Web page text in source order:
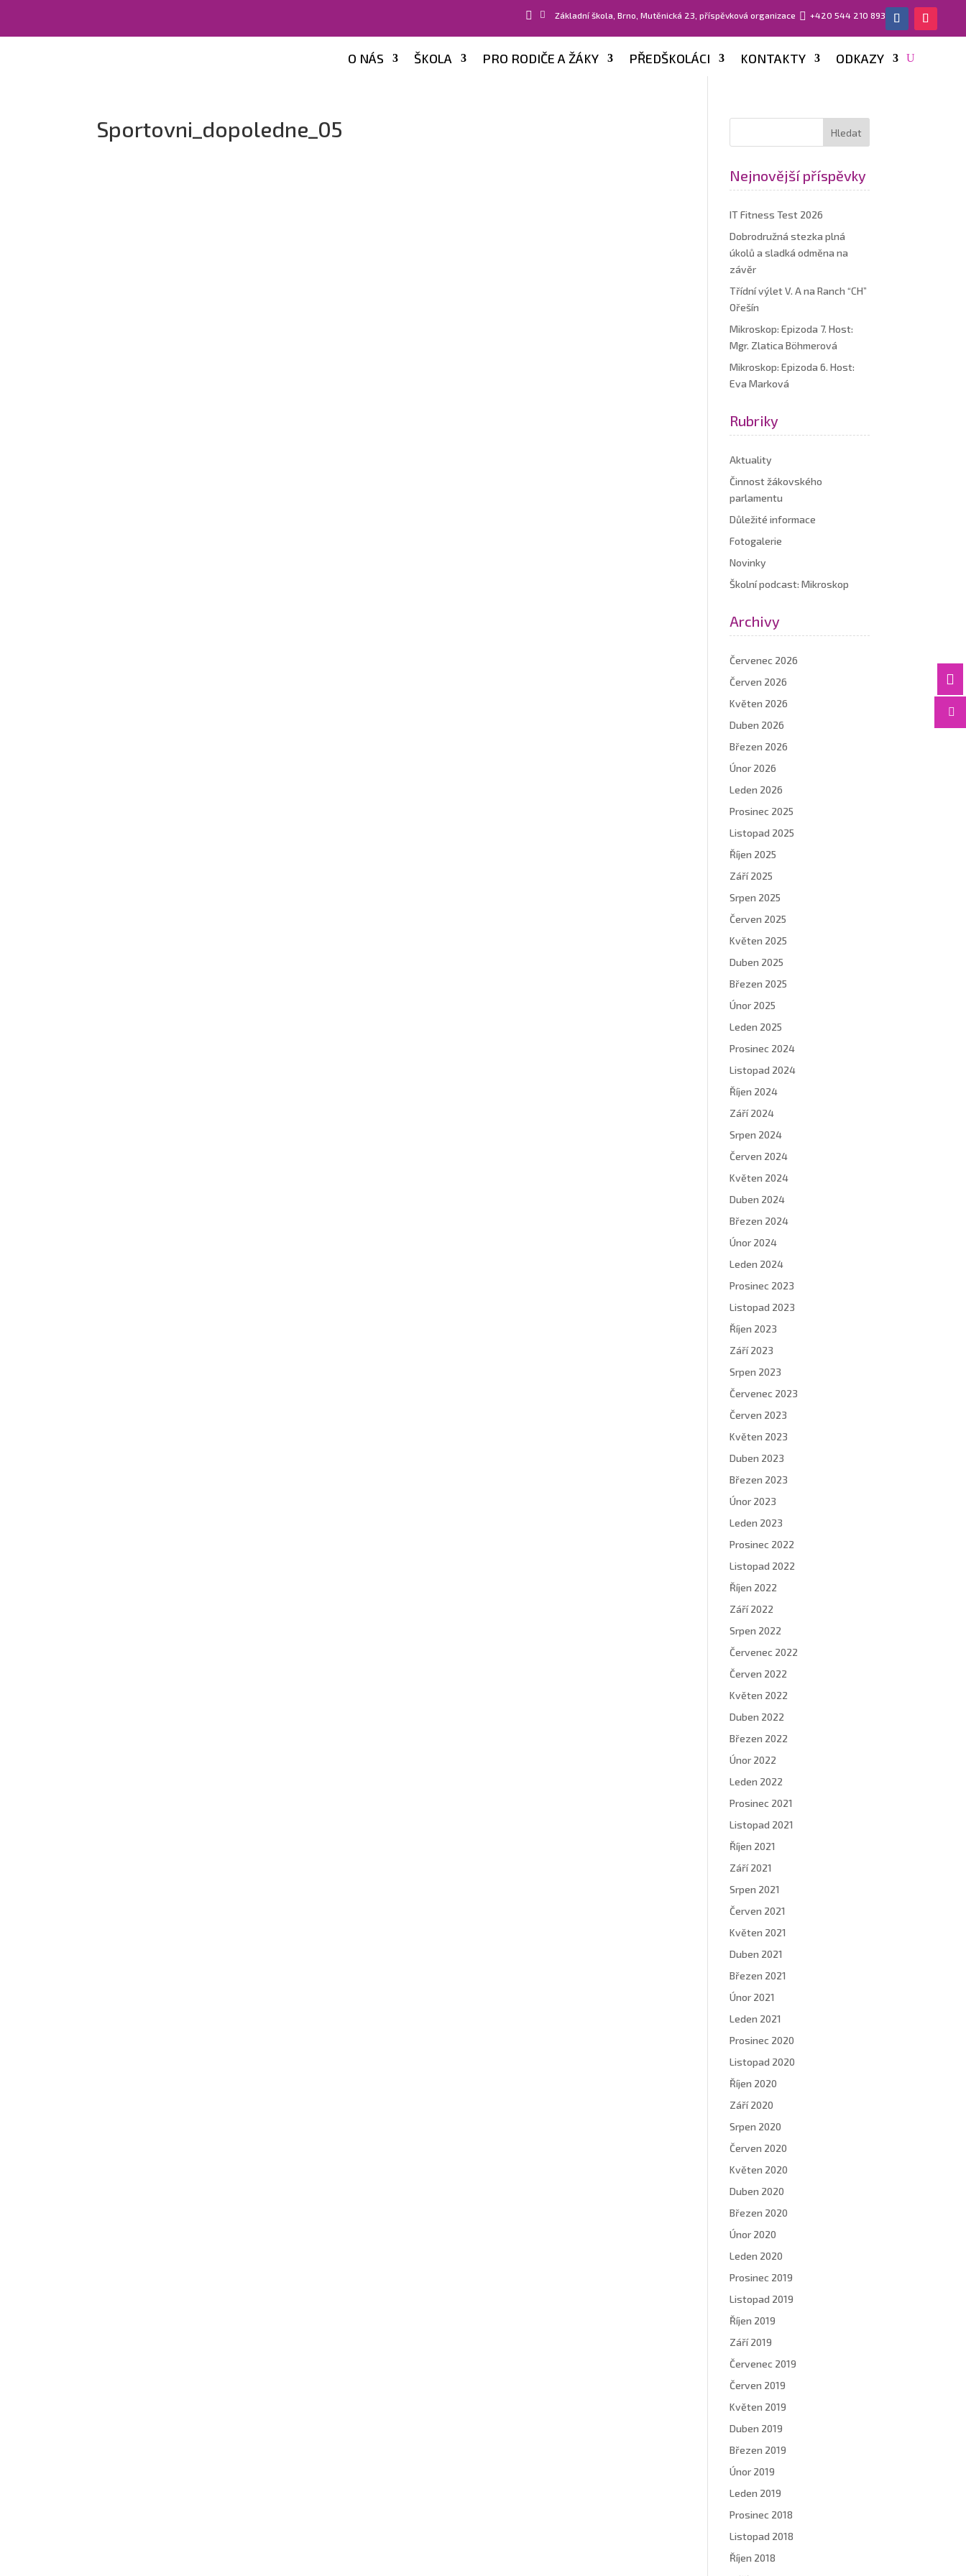
  Základní škola, Brno, Mutěnická 23, příspěvková organizace  +420 544 210 893
O NÁS ŠKOLA PRO RODIČE A ŽÁKY PŘEDŠKOLÁCI KONTAKTY ODKAZY


Sportovni_dopoledne_05
Nejnovější příspěvky
IT Fitness Test 2026
Dobrodružná stezka plná
úkolů a sladká odměna na
závěr
Třídní výlet V. A na Ranch “CH”
Ořešín
Mikroskop: Epizoda 7. Host:
Mgr. Zlatica Böhmerová
Mikroskop: Epizoda 6. Host:
Eva Marková
Rubriky
Aktuality
Činnost žákovského
parlamentu
Důležité informace
Fotogalerie
Novinky
Školní podcast: Mikroskop
Archivy
Červenec 2026
Červen 2026
Květen 2026
Duben 2026
Březen 2026
Únor 2026
Leden 2026
Prosinec 2025
Listopad 2025
Říjen 2025
Září 2025
Srpen 2025
Červen 2025
Květen 2025
Duben 2025
Březen 2025
Únor 2025
Leden 2025
Prosinec 2024
Listopad 2024
Říjen 2024
Září 2024
Srpen 2024
Červen 2024
Květen 2024
Duben 2024
Březen 2024
Únor 2024
Leden 2024
Prosinec 2023
Listopad 2023
Říjen 2023
Září 2023
Srpen 2023
Červenec 2023
Červen 2023
Květen 2023
Duben 2023
Březen 2023
Únor 2023
Leden 2023
Prosinec 2022
Listopad 2022
Říjen 2022
Září 2022
Srpen 2022
Červenec 2022
Červen 2022
Květen 2022
Duben 2022
Březen 2022
Únor 2022
Leden 2022
Prosinec 2021
Listopad 2021
Říjen 2021
Září 2021
Srpen 2021
Červen 2021
Květen 2021
Duben 2021
Březen 2021
Únor 2021
Leden 2021
Prosinec 2020
Listopad 2020
Říjen 2020
Září 2020
Srpen 2020
Červen 2020
Květen 2020
Duben 2020
Březen 2020
Únor 2020
Leden 2020
Prosinec 2019
Listopad 2019
Říjen 2019
Září 2019
Červenec 2019
Červen 2019
Květen 2019
Duben 2019
Březen 2019
Únor 2019
Leden 2019
Prosinec 2018
Listopad 2018
Říjen 2018